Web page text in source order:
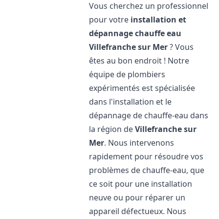
Vous cherchez un professionnel
pour votre installation et
dépannage chauffe eau
Villefranche sur Mer? Vous
êtes au bon endroit ! Notre
équipe de plombiers
expérimentés est spécialisée
dans l'installation et le
dépannage de chauffe-eau dans
la région deVillefranche sur
Mer. Nous intervenons
rapidement pour résoudre vos
problèmes de chauffe-eau, que
ce soit pour une installation
neuve ou pour réparer un
appareil défectueux. Nous